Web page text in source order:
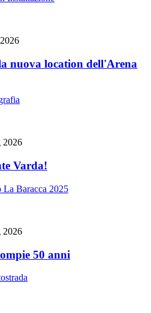
nuova location dell'Arena
2026
Varda!
2026
50 anni